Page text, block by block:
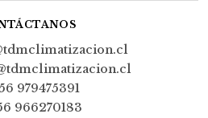
979475391
966270183